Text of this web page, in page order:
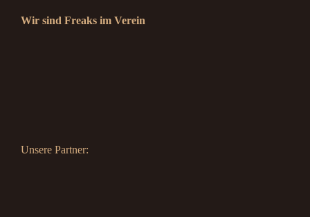
Wir sind Freaks im Verein
Unsere Partner: